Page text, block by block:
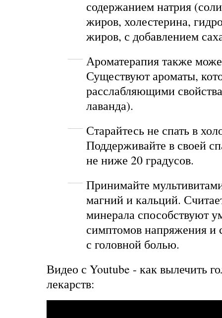
содержанием натрия
жиров, холестерина,
жиров, с добавлением
Ароматерапия также
Существуют ароматы,
расслабляющими
лаванда).
Старайтесь не спать в
Поддерживайте в своей
не ниже 20 градусов.
Принимайте
магний и кальций.
минерала способствуют
симптомов напряжения и
с головной болью.
Видео с Youtube - как вылечить
лекарств: